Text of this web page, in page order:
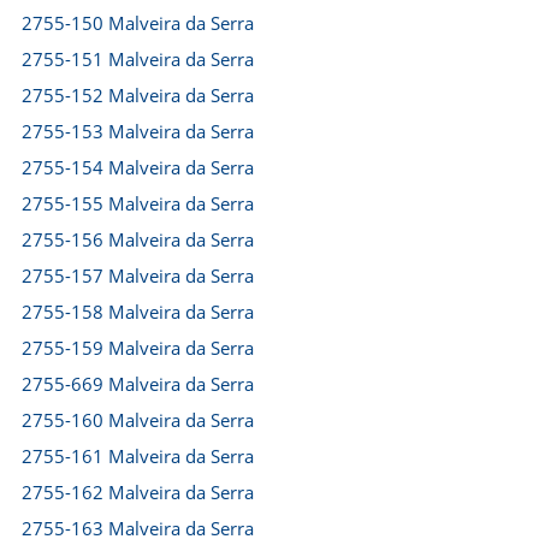
2755-150 Malveira da Serra
2755-151 Malveira da Serra
2755-152 Malveira da Serra
2755-153 Malveira da Serra
2755-154 Malveira da Serra
2755-155 Malveira da Serra
2755-156 Malveira da Serra
2755-157 Malveira da Serra
2755-158 Malveira da Serra
2755-159 Malveira da Serra
2755-669 Malveira da Serra
2755-160 Malveira da Serra
2755-161 Malveira da Serra
2755-162 Malveira da Serra
2755-163 Malveira da Serra